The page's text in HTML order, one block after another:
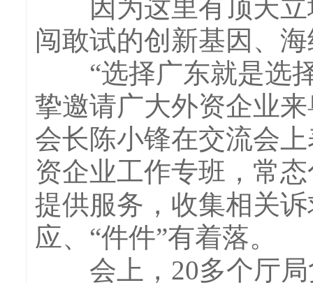
因为这里有顶天立
闯敢试的创新基因、
“选择广东就是选择
挚邀请广大外资企业
会长陈小锋在交流会
资企业工作专班，常
提供服务，收集相关
应、“件件”有着落。
会上，20多个厅局